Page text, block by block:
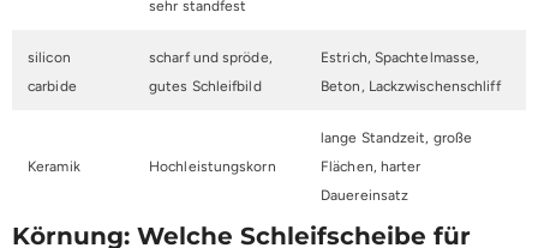
sehr standfest
silicon
carbide
scharf und spröde,
gutes Schleifbild
Estrich, Spachtelmasse,
Beton, Lackzwischenschliff
Keramik Hochleistungskorn
lange Standzeit, große
Flächen, harter
Dauereinsatz
Körnung: Welche Schleifscheibe für